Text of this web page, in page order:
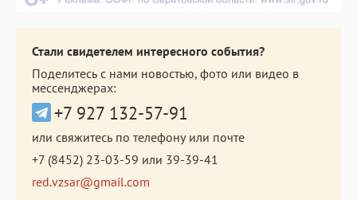
Стали свидетелем интересного события?
Поделитесь с нами новостью, фото или видео в
мессенджерах:
+7 927 132-57-91
или свяжитесь по телефону или почте
+7 (8452) 23-03-59 или 39-39-41
red.vzsar@gmail.com